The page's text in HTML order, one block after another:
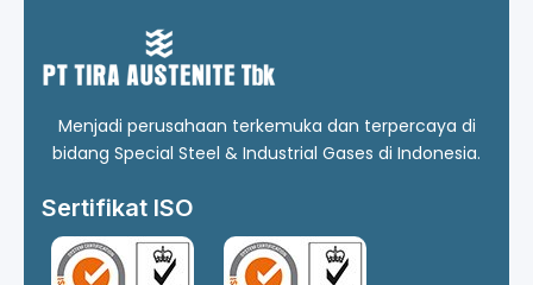
Menjadi perusahaan terkemuka dan terpercaya di
bidang Special Steel & Industrial Gases di Indonesia.
Sertifikat ISO